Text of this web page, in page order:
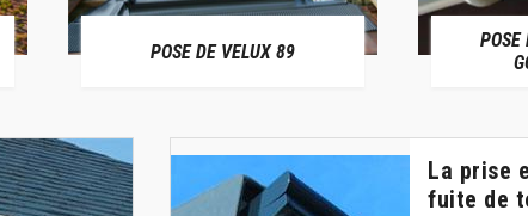
POSE DE VELUX 89
POSE
La prise
fuite de